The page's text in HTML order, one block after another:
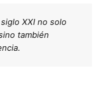
XXI no solo
también